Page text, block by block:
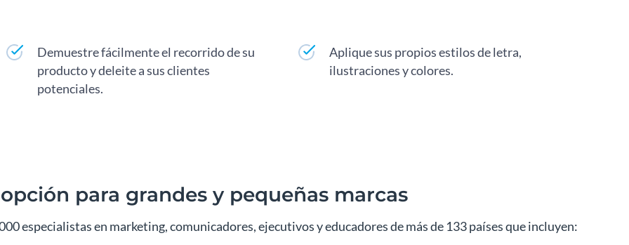
Demuestre fácilmente el recorrido de su
producto y deleite a sus clientes
potenciales.
Aplique sus propios estilos de letra,
ilustraciones y colores.
para grandes y pequeñas marcas
especialistas en marketing, comunicadores, ejecutivos y educadores de más de 133 países que incluyen: